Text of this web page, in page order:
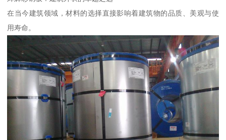
在当今建筑领域，材料的选择直接影响着建筑物的品质、美观与使
用寿命。